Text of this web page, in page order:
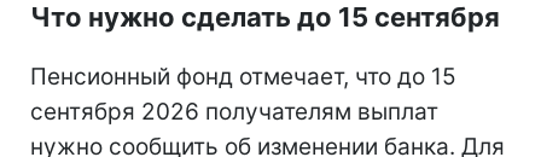
Что нужно сделать до 15 сентября
Пенсионный фонд отмечает, что до 15
сентября 2026 получателям выплат
нужно сообщить об изменении банка. Для